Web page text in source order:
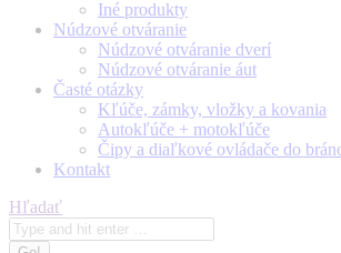
Iné produkty
Núdzové otváranie
Núdzové otváranie dverí
Núdzové otváranie áut
Časté otázky
Kľúče, zámky, vložky a kovania
Autokľúče + motokľúče
Čipy a diaľkové ovládače do
Kontakt
Search:
Hľadať